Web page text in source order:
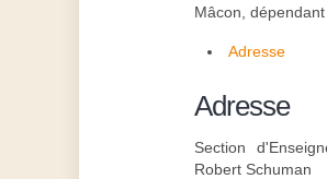
Mâcon,
Adresse
Adresse
Section
Robert Schuman